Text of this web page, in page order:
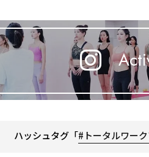
ハッシュタグ「#トータルワー